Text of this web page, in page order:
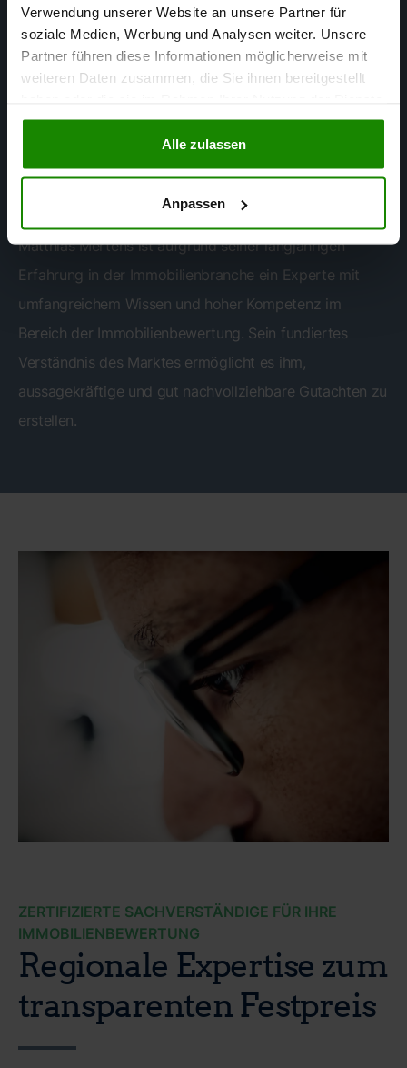
Verwendung unserer Website an unsere Partner für
soziale Medien, Werbung und Analysen weiter. Unsere
Partner führen diese Informationen möglicherweise mit
weiteren Daten zusammen, die Sie ihnen bereitgestellt
gesammelt haben.
Alle zulassen
Anpassen
Matthias Mertens
SACHVERSTÄNDIGER FÜR
IMMOBILIENBEWERTUNG
Matthias Mertens ist aufgrund seiner langjährigen
Erfahrung in der Immobilienbranche ein Experte mit
umfangreichem Wissen und hoher Kompetenz im
Bereich der Immobilienbewertung. Sein fundiertes
Verständnis des Marktes ermöglicht es ihm,
aussagekräftige und gut nachvollziehbare Gutachten zu
erstellen.
ZERTIFIZIERTE SACHVERSTÄNDIGE FÜR IHRE
IMMOBILIENBEWERTUNG
Regionale Expertise zum
transparenten Festpreis